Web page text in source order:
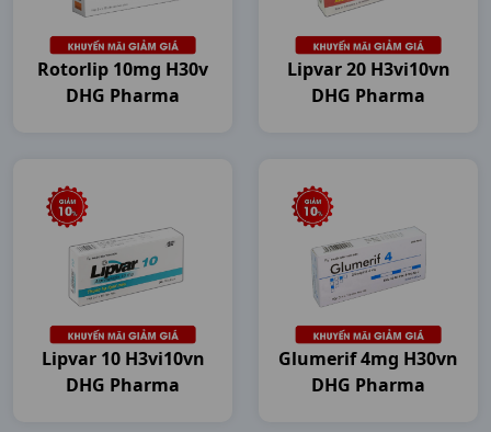
Rotorlip 10mg H30v
DHG Pharma
Lipvar 20 H3vi10vn
DHG Pharma
Lipvar 10 H3vi10vn
DHG Pharma
Glumerif 4mg H30vn
DHG Pharma